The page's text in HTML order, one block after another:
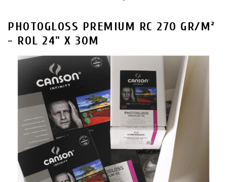
PHOTOGLOSS PREMIUM RC 270 GR/M²
- ROL 24" X 30M